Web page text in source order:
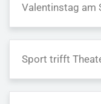
Valentinstag am
Sport trifft